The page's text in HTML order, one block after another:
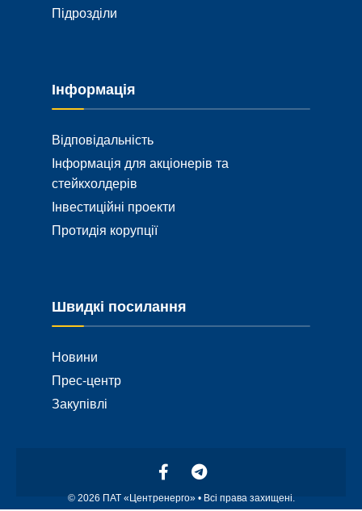
Підрозділи
Інформація
Відповідальність
Інформація для акціонерів та
стейкхолдерів
Інвестиційні проекти
Протидія корупції
Швидкі посилання
Новини
Прес-центр
Закупівлі
© 2026 ПАТ «Центренерго» • Всі права захищені.